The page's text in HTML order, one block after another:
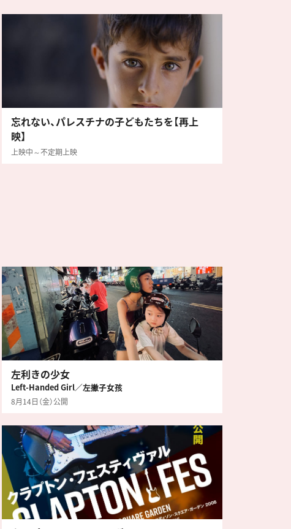
忘れない、パレスチナの子どもたちを【再上
映】
上映中～不定期上映
左利きの少女
Left-Handed Girl／左撇子女孩
8月14日（金）公開